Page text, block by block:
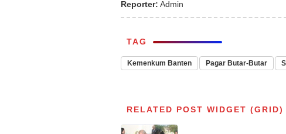
Reporter: Admin
TAG
Kemenkum Banten Pagar Butar-Butar
RELATED POST WIDGET (GRID)